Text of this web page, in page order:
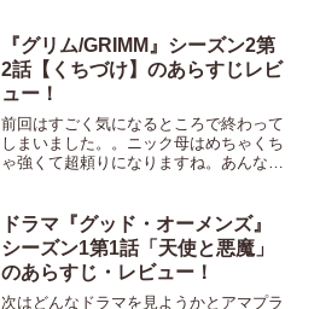
『グリム/GRIMM』シーズン2第
2話【くちづけ】のあらすじレビ
ュー！
前回はすごく気になるところで終わって
しまいました。。ニック母はめちゃくち
ゃ強くて超頼りになりますね。あんなカ
少し変わり、よりハンサムになりました
ね。あとどうでも良いけど...
ドラマ『グッド・オーメンズ』
シーズン1第1話「天使と悪魔」
のあらすじ・レビュー！
次はどんなドラマを見ようかとアマプラ